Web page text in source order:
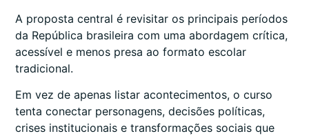
A proposta central é revisitar os principais períodos
da República brasileira com uma abordagem crítica,
acessível e menos presa ao formato escolar
tradicional.
Em vez de apenas listar acontecimentos, o curso
tenta conectar personagens, decisões políticas,
crises institucionais e transformações sociais que